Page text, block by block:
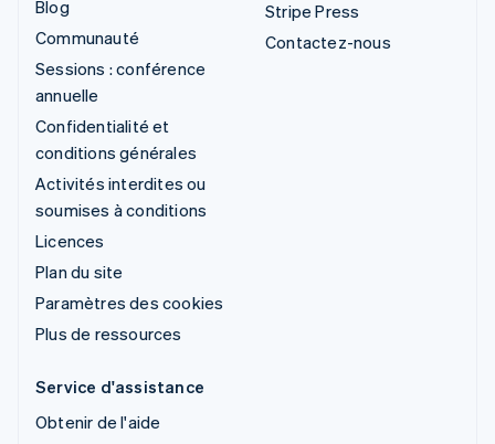
Blog
Communauté
Sessions : conférence
annuelle
Confidentialité et
conditions générales
Activités interdites ou
soumises à conditions
Licences
Plan du site
Paramètres des cookies
Plus de ressources
Stripe Press
Contactez-nous
Service d'assistance
Obtenir de l'aide